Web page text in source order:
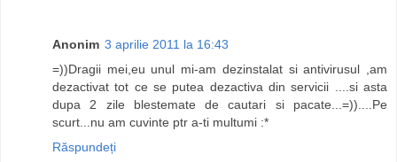
Anonim 3 aprilie 2011 la 16:43
=))Dragii mei,eu unul mi-am dezinstalat si antivirusul ,am
dezactivat tot ce se putea dezactiva din servicii ....si asta
dupa 2 zile blestemate de cautari si pacate...=))....Pe
scurt...nu am cuvinte ptr a-ti multumi :*
Răspundeți